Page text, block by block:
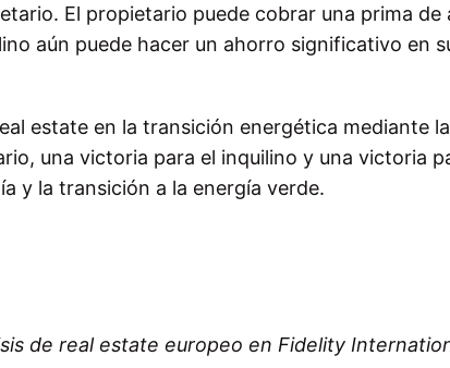
El propietario puede cobrar una prima de
aún puede hacer un ahorro significativo en
estate en la transición energética mediante
una victoria para el inquilino y una victoria
y la transición a la energía verde.
de real estate europeo en Fidelity